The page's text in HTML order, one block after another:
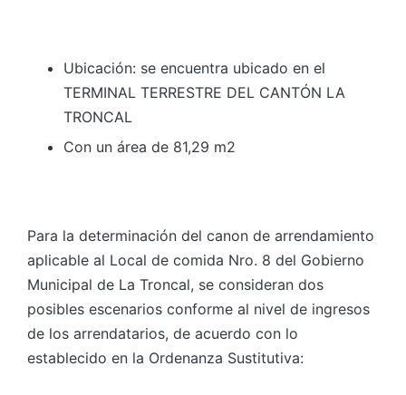
Ubicación: se encuentra ubicado en el
TERMINAL TERRESTRE DEL CANTÓN LA
TRONCAL
Con un área de 81,29 m2
Para la determinación del canon de arrendamiento
aplicable al Local de comida Nro. 8 del Gobierno
Municipal de La Troncal, se consideran dos
posibles escenarios conforme al nivel de ingresos
de los arrendatarios, de acuerdo con lo
establecido en la Ordenanza Sustitutiva: